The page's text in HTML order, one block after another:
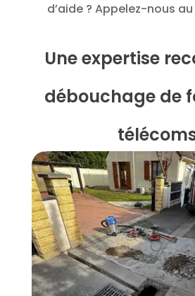
d’aide ? Appelez-nous au
Une expertise
débouchage de